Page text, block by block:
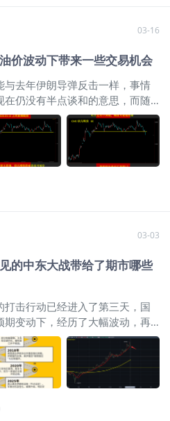
考虑低
继续向
考虑卖
或将是难
如果未来
谁更弱可
指数再次
未取得有
。 其他
：除了美
从下面图也可以看出，其黄金
间是很大的。$黄金主连
2604(MGCmain)$
03-16
价波动下带来一些交易机会
去年伊朗导弹反击一样，事情
仍没有半点谈和的意思，而随
场也越来越关注未来通胀抬升时
势的美元，自伊朗封锁海峡
价的推动下，市场对今年美联
（即市场开始预期今年不会降
市场对美元流动性的担忧，很显
。美国打击伊朗，令伊朗封锁
一次美元指数的快速脉冲，往
指数点，若按近期美元指数最
点的高位，届时将对贵金属
元指数最相关的期货品种，就是
元指数中，欧元占据50%+的权
欧元期货看跌。上周四晚直播
并且强调欧元突破颈线则做空
已做空欧元的朋友可以继续持
建仓，若美元指数真的上冲至
元1：1的水平，这将是
03-03
的中东大战带给了期市哪些
击行动已经进入了第三天，国
变动下，经历了大幅波动，再
的波动再起的行情演变过程，
险偏好回落，和避险情绪激增
开。 这轮由世界强国和中东大
球分析者们看到了冲突正在从
战争可以在短时间内平息的现实